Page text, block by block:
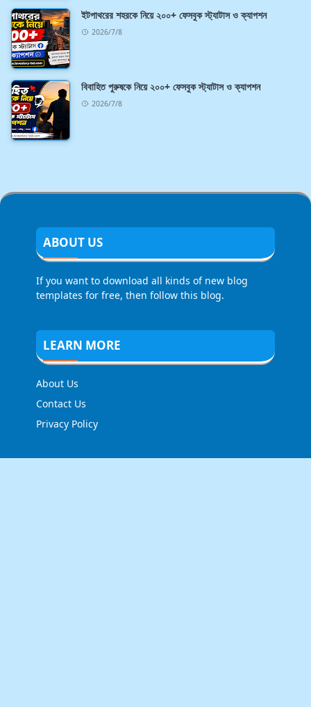
ইটপাথরের শহরকে নিয়ে ২০০+ ফেসবুক স্ট্যাটাস ও ক্যাপশন
2026/7/8
বিবাহিত পুরুষকে নিয়ে ২০০+ ফেসবুক স্ট্যাটাস ও ক্যাপশন
2026/7/8
ABOUT US
If you want to download all kinds of new blog
templates for free, then follow this blog.
LEARN MORE
About Us
Contact Us
Privacy Policy